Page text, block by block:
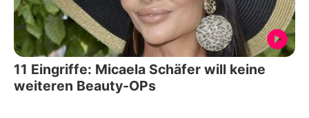
11 Eingriffe: Micaela Schäfer will keine
weiteren Beauty-OPs